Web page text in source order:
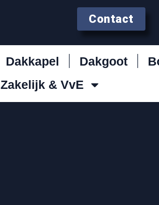
Contact
Dakkapel Dakgoot
Zakelijk & VvE